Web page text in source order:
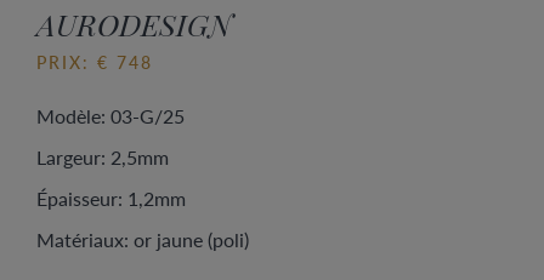
AURODESIGN
PRIX: € 748
Modèle: 03-G/25
Largeur: 2,5mm
Épaisseur: 1,2mm
Matériaux: or jaune (poli)